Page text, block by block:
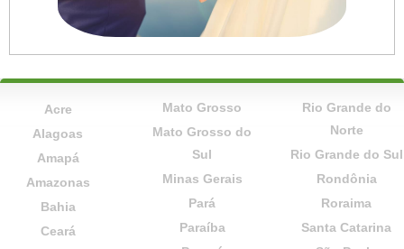
Acre
Alagoas
Amapá
Amazonas
Bahia
Ceará
Mato Grosso
Mato Grosso do
Sul
Minas Gerais
Pará
Paraíba
Rio Grande do
Norte
Rio Grande do Sul
Rondônia
Roraima
Santa Catarina